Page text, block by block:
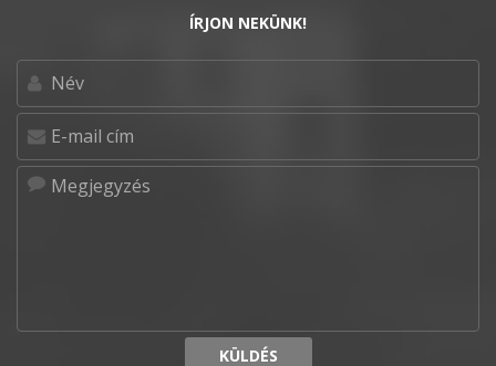
ÍRJON NEKÜNK!
KÜLDÉS